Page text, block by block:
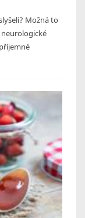
Možná to